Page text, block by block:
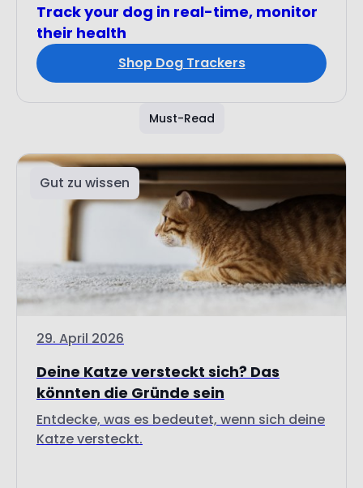
Track your dog in real-time, monitor
their health
Shop Dog Trackers
Must-Read
Gut zu wissen
29. April 2026
Deine Katze versteckt sich? Das
könnten die Gründe sein
Entdecke, was es bedeutet, wenn sich deine
Katze versteckt.